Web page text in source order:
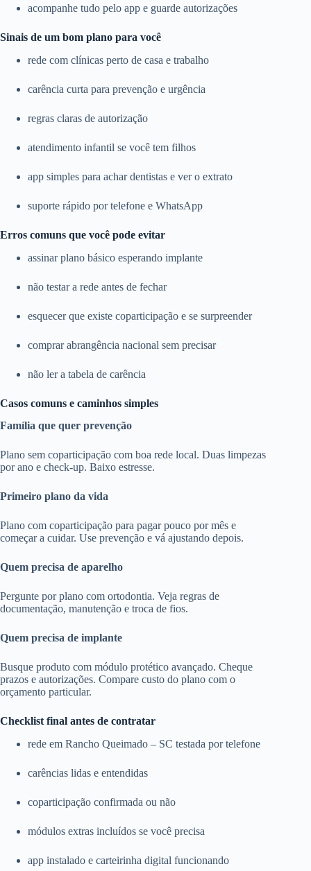
acompanhe tudo pelo app e guarde autorizações
Sinais de um bom plano para você
rede com clínicas perto de casa e trabalho
carência curta para prevenção e urgência
regras claras de autorização
atendimento infantil se você tem filhos
app simples para achar dentistas e ver o extrato
suporte rápido por telefone e WhatsApp
Erros comuns que você pode evitar
assinar plano básico esperando implante
não testar a rede antes de fechar
esquecer que existe coparticipação e se surpreender
comprar abrangência nacional sem precisar
não ler a tabela de carência
Casos comuns e caminhos simples
Família que quer prevenção
Plano sem coparticipação com boa rede local. Duas limpezas
por ano e check-up. Baixo estresse.
Primeiro plano da vida
Plano com coparticipação para pagar pouco por mês e
começar a cuidar. Use prevenção e vá ajustando depois.
Quem precisa de aparelho
Pergunte por plano com ortodontia. Veja regras de
documentação, manutenção e troca de fios.
Quem precisa de implante
Busque produto com módulo protético avançado. Cheque
prazos e autorizações. Compare custo do plano com o
orçamento particular.
Checklist final antes de contratar
rede em Rancho Queimado – SC testada por telefone
carências lidas e entendidas
coparticipação confirmada ou não
módulos extras incluídos se você precisa
app instalado e carteirinha digital funcionando